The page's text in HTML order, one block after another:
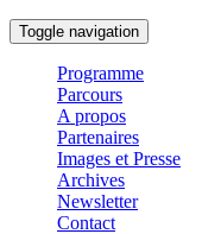
Toggle navigation
Programme
Parcours
A propos
Partenaires
Images et Presse
Archives
Newsletter
Contact